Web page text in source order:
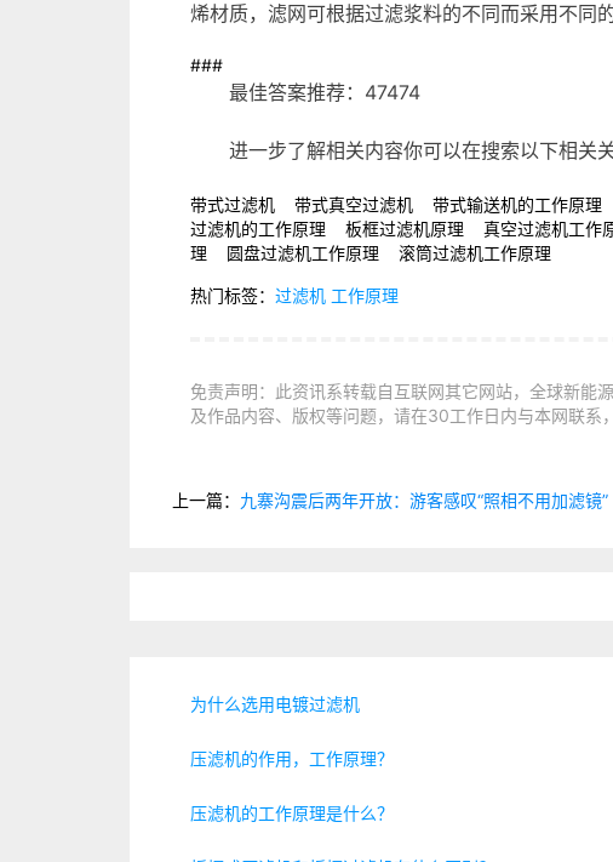
烯材质，滤网可根据过滤浆料的不同而采用不同
###
最佳答案推荐：47474
进一步了解相关内容你可以在搜索以下相关
带式过滤机 带式真空过滤机 带式输送机的工作
过滤机的工作原理 板框过滤机原理 真空过滤机工
理 圆盘过滤机工作原理 滚筒过滤机工作原理
热门标签： 过滤机 工作原理
免责声明：此资讯系转载自互联网其它网站，全球新能
及作品内容、版权等问题，请在30工作日内与本网联系
上一篇： 九寨沟震后两年开放：游客感叹“照相不用加滤镜”
为什么选用电镀过滤机
压滤机的作用，工作原理？
压滤机的工作原理是什么？